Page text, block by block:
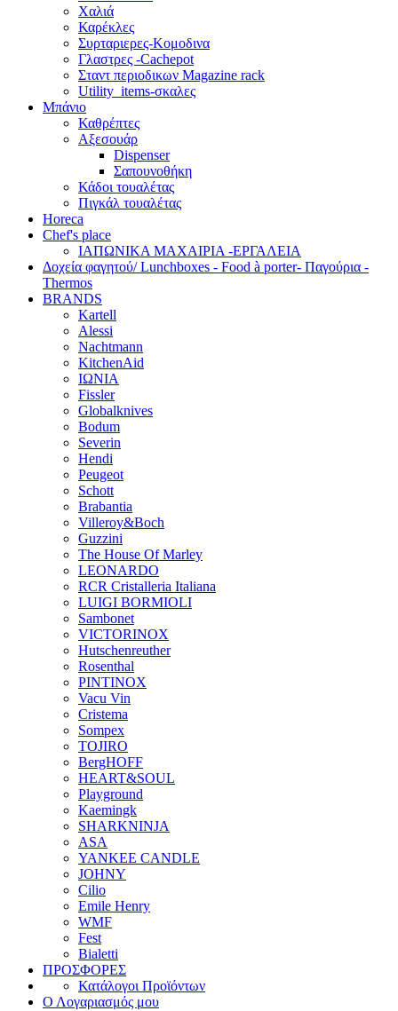
Χαλιά
Καρέκλες
Συρταριερες-Κομοδινα
Γλαστρες -Cachepot
Σταντ περιοδικων Magazine rack
Utility_items-σκαλες
Μπάνιο
Καθρέπτες
Αξεσουάρ
Dispenser
Σαπουνοθήκη
Κάδοι τουαλέτας
Πιγκάλ τουαλέτας
Horeca
Chef's place
ΙΑΠΩΝΙΚΑ ΜΑΧΑΙΡΙΑ -ΕΡΓΑΛΕΙΑ
Δoχεία φαγητού/ Lunchboxes - Food à porter- Παγούρια -
Thermos
BRANDS
Kartell
Alessi
Nachtmann
KitchenAid
ΙΩΝΙΑ
Fissler
Globalknives
Bodum
Severin
Hendi
Peugeot
Schott
Brabantia
Villeroy&Boch
Guzzini
The House Of Marley
LEONARDO
RCR Cristalleria Italiana
LUIGI BORMIOLI
Sambonet
VICTORINOX
Hutschenreuther
Rosenthal
PINTINOX
Vacu Vin
Cristema
Sompex
TOJIRO
BergHOFF
HEART&SOUL
Playground
Kaemingk
SHARKNINJA
ASA
YANKEE CANDLE
JOHNY
Cilio
Emile Henry
WMF
Fest
Bialetti
ΠΡΟΣΦΟΡΕΣ
Κατάλογοι Προϊόντων
Ο Λογαριασμός μου